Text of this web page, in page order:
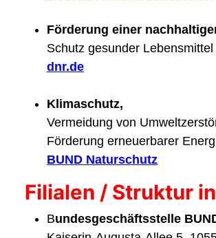
Förderung einer
Schutz gesunder
dnr.de
Klimaschutz,
Vermeidung von
Förderung erneuerbarer
BUND Naturschutz
Filialen / Struktur
Bundesgeschäftsstelle